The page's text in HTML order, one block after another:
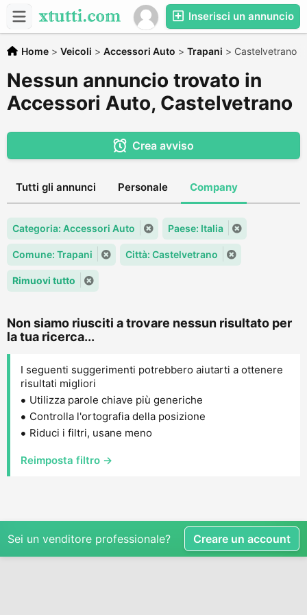
Inserisci un annuncio
Home > Veicoli > Accessori Auto > Trapani > Castelvetrano
Nessun annuncio trovato in
Accessori Auto, Castelvetrano
Crea avviso
Tutti gli annunci Personale Company
Categoria: Accessori Auto Paese: Italia
Comune: Trapani Città: Castelvetrano
Rimuovi tutto
Non siamo riusciti a trovare nessun risultato per
la tua ricerca...
I seguenti suggerimenti potrebbero aiutarti a ottenere
risultati migliori
Utilizza parole chiave più generiche
Controlla l'ortografia della posizione
Riduci i filtri, usane meno
Reimposta filtro →
Sei un venditore professionale? Creare un account